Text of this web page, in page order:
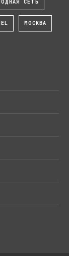
СЕТЬ
МОСКВА